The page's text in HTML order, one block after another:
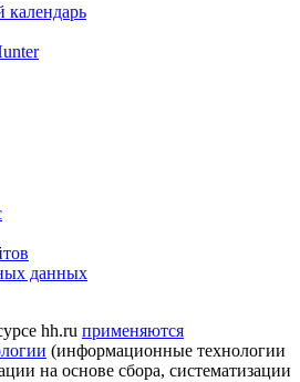
календарь
данных
hh.ru применяются
(информационные технологии
на основе сбора, систематизации